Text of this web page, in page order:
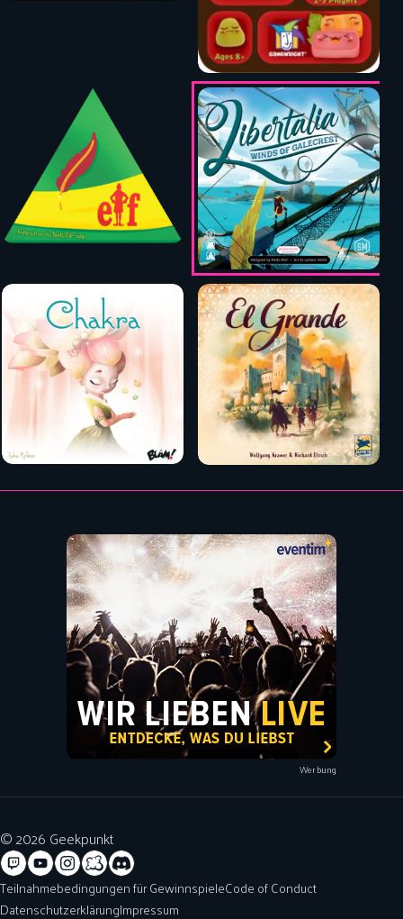
Werbung
© 2026 Geekpunkt
Teilnahmebedingungen für GewinnspieleCode of Conduct
DatenschutzerklärungImpressum